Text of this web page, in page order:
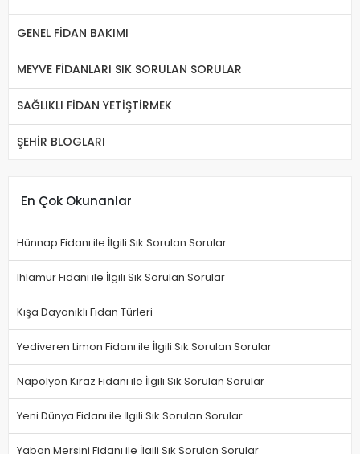
GENEL FİDAN BAKIMI
MEYVE FİDANLARI SIK SORULAN SORULAR
SAĞLIKLI FİDAN YETİŞTİRMEK
ŞEHİR BLOGLARI
En Çok Okunanlar
Hünnap Fidanı ile İlgili Sık Sorulan Sorular
Ihlamur Fidanı ile İlgili Sık Sorulan Sorular
Kışa Dayanıklı Fidan Türleri
Yediveren Limon Fidanı ile İlgili Sık Sorulan Sorular
Napolyon Kiraz Fidanı ile İlgili Sık Sorulan Sorular
Yeni Dünya Fidanı ile İlgili Sık Sorulan Sorular
Yaban Mersini Fidanı ile İlgili Sık Sorulan Sorular